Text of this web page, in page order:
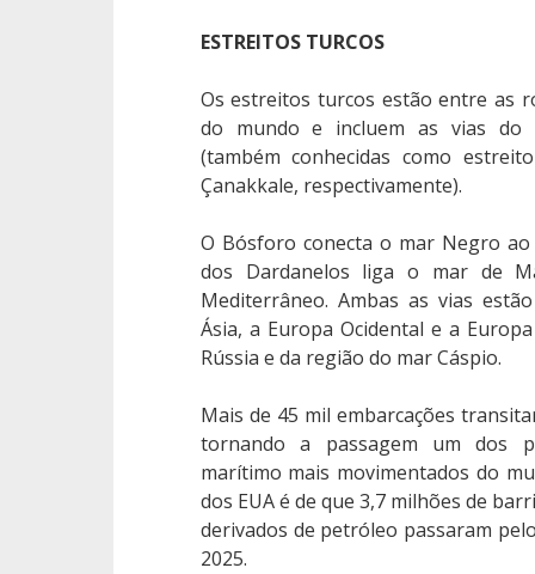
ESTREITOS TURCOS
Os estreitos turcos estão entre as
do mundo e incluem as vias do
(também conhecidas como
Çanakkale, respectivamente).
O Bósforo conecta o mar Negro
dos Dardanelos liga o mar de
Mediterrâneo. Ambas as vias
Ásia, a Europa Ocidental e a
Rússia e da região do mar Cáspio.
Mais de 45 mil embarcações
tornando a passagem um dos
marítimo mais movimentados do
dos EUA é de que 3,7 milhões de
derivados de petróleo passaram
2025.